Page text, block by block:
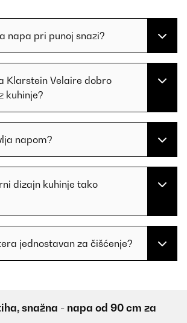
napa pri punoj snazi?
Klarstein Velaire dobro
kuhinje?
napom?
dizajn kuhinje tako
jednostavan za čišćenje?
snažna - napa od 90 cm za